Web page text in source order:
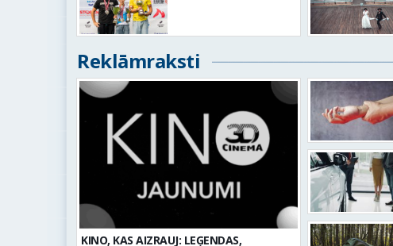
Reklāmraksti
KINO, KAS AIZRAUJ: LEĢENDAS,